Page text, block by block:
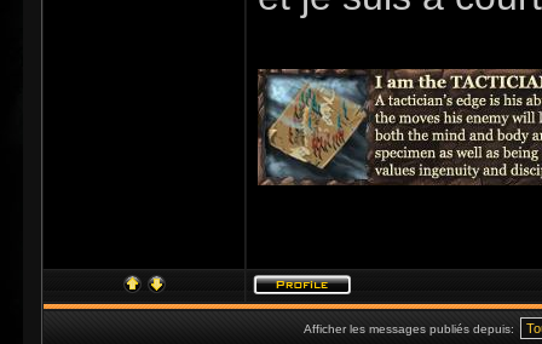
Afficher les messages publiés depuis: